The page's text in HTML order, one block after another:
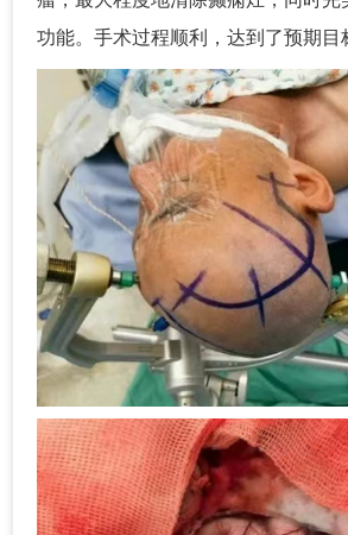
功能。手术过程顺利，达到了预期目